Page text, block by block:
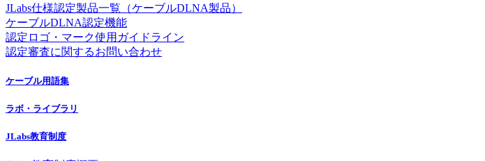
JLabs仕様認定製品一覧（ケーブルDLNA製品）
ケーブルDLNA認定機能
認定ロゴ・マーク使用ガイドライン
認定審査に関するお問い合わせ
ケーブル用語集
ラボ・ライブラリ
JLabs教育制度